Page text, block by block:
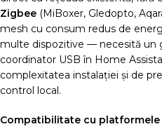
Zigbee (MiBoxer, Gledopto,
mesh cu consum redus de
multe dispozitive — necesită un
coordinator USB în Home
complexitatea instalației și de
control local.
Compatibilitate cu platformele